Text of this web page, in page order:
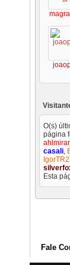
O(s)
página
casali
Esta
Fale